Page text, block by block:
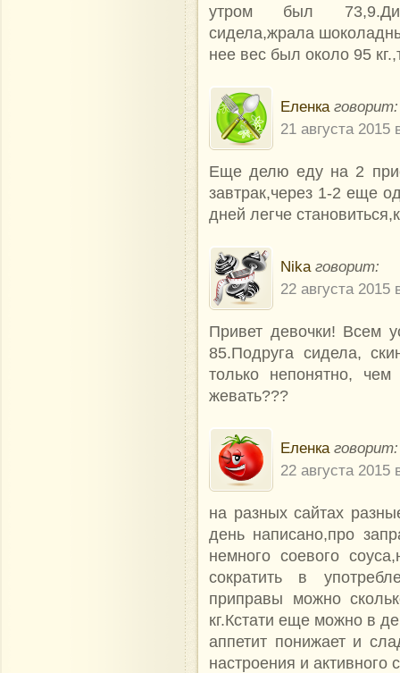
утром был
сидела,жрала
нее вес был около 95
Еленка говорит:
21 августа 2015
Еще делю еду на 2
завтрак,через 1-2 еще
дней легче
Nika говорит:
22 августа 2015
Привет девочки! Всем
85.Подруга сидела,
только непонятно,
жевать???
Еленка говорит:
22 августа 2015
на разных сайтах
день написано,про
немного соевого
сократить в
приправы можно
кг.Кстати еще можно в
аппетит понижает и
настроения и активного